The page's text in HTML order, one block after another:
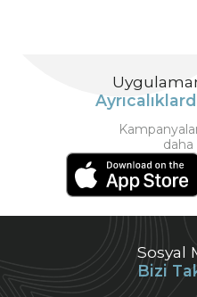
Sosyal
Bizi
daha